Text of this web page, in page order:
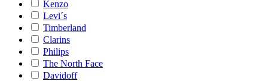
Kenzo
Levi´s
Timberland
Clarins
Philips
The North Face
Davidoff